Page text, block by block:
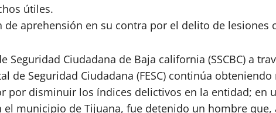
útiles.
de aprehensión en su contra por el delito de lesiones
Seguridad Ciudadana de Baja california (SSCBC) a
de Seguridad Ciudadana (FESC) continúa
por disminuir los índices delictivos en la entidad; en
el municipio de Tijuana, fue detenido un hombre que,